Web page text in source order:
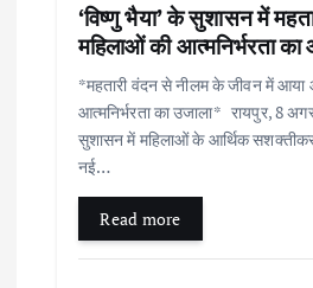
‘विष्णु भैया’ के सुशासन में
महिलाओं की आत्मनिर्भरता का
*महतारी वंदन से नीलम के जीवन में आया
आत्मनिर्भरता का उजाला* रायपुर, 8
सुशासन में महिलाओं के आर्थिक
नई…
Read more